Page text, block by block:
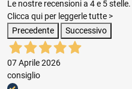
Le nostre recensioni a 4 e 5 stelle.
Clicca qui per leggerle tutte >
Precedente
Successivo
07 Aprile 2026
consiglio